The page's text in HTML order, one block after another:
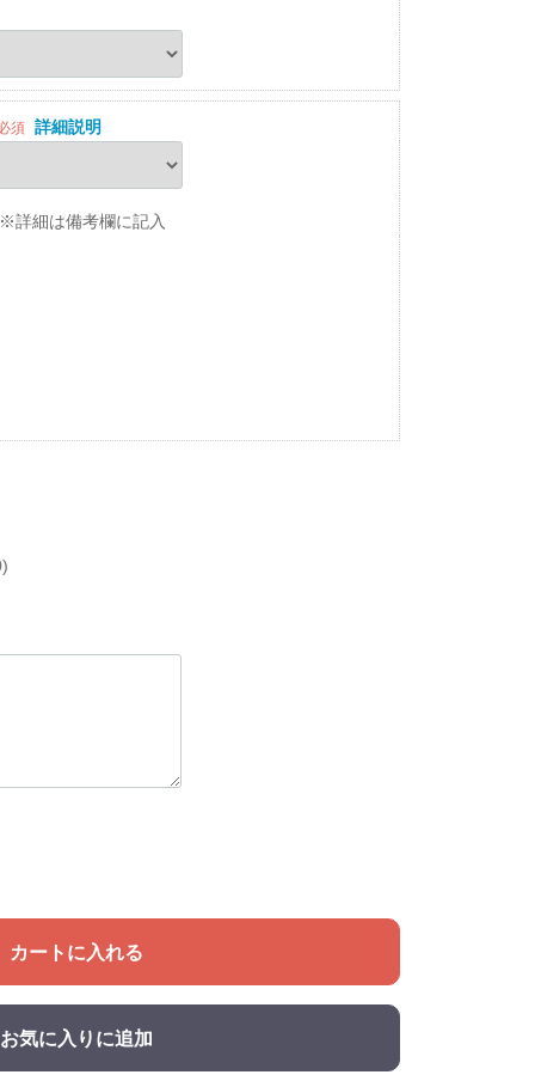
須 詳細説明
細は備考欄に記入
カートに入れる
お気に入りに追加